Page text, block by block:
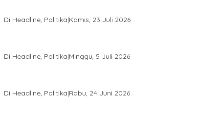
Di Headline, Politika|Kamis, 23 Juli 2026
Di Headline, Politika|Minggu, 5 Juli 2026
Di Headline, Politika|Rabu, 24 Juni 2026